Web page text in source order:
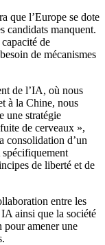
que l’Europe se dote
candidats manquent.
de
de mécanismes
de l’IA, où nous
à la Chine, nous
une stratégie
de cerveaux »,
consolidation d’un
spécifiquement
de liberté et de
entre les
ainsi que la société
amener une